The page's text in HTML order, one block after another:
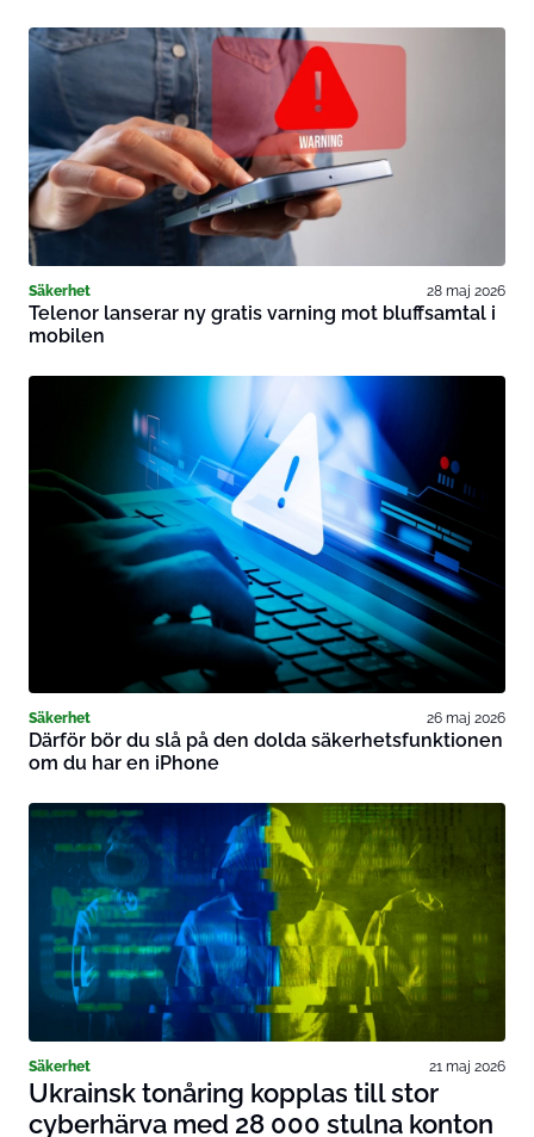
Säkerhet 28 maj 2026
Telenor lanserar ny gratis varning mot bluffsamtal i
mobilen
Säkerhet 26 maj 2026
Därför bör du slå på den dolda säkerhetsfunktionen
om du har en iPhone
Säkerhet 21 maj 2026
Ukrainsk tonåring kopplas till stor
cyberhärva med 28 000 stulna konton